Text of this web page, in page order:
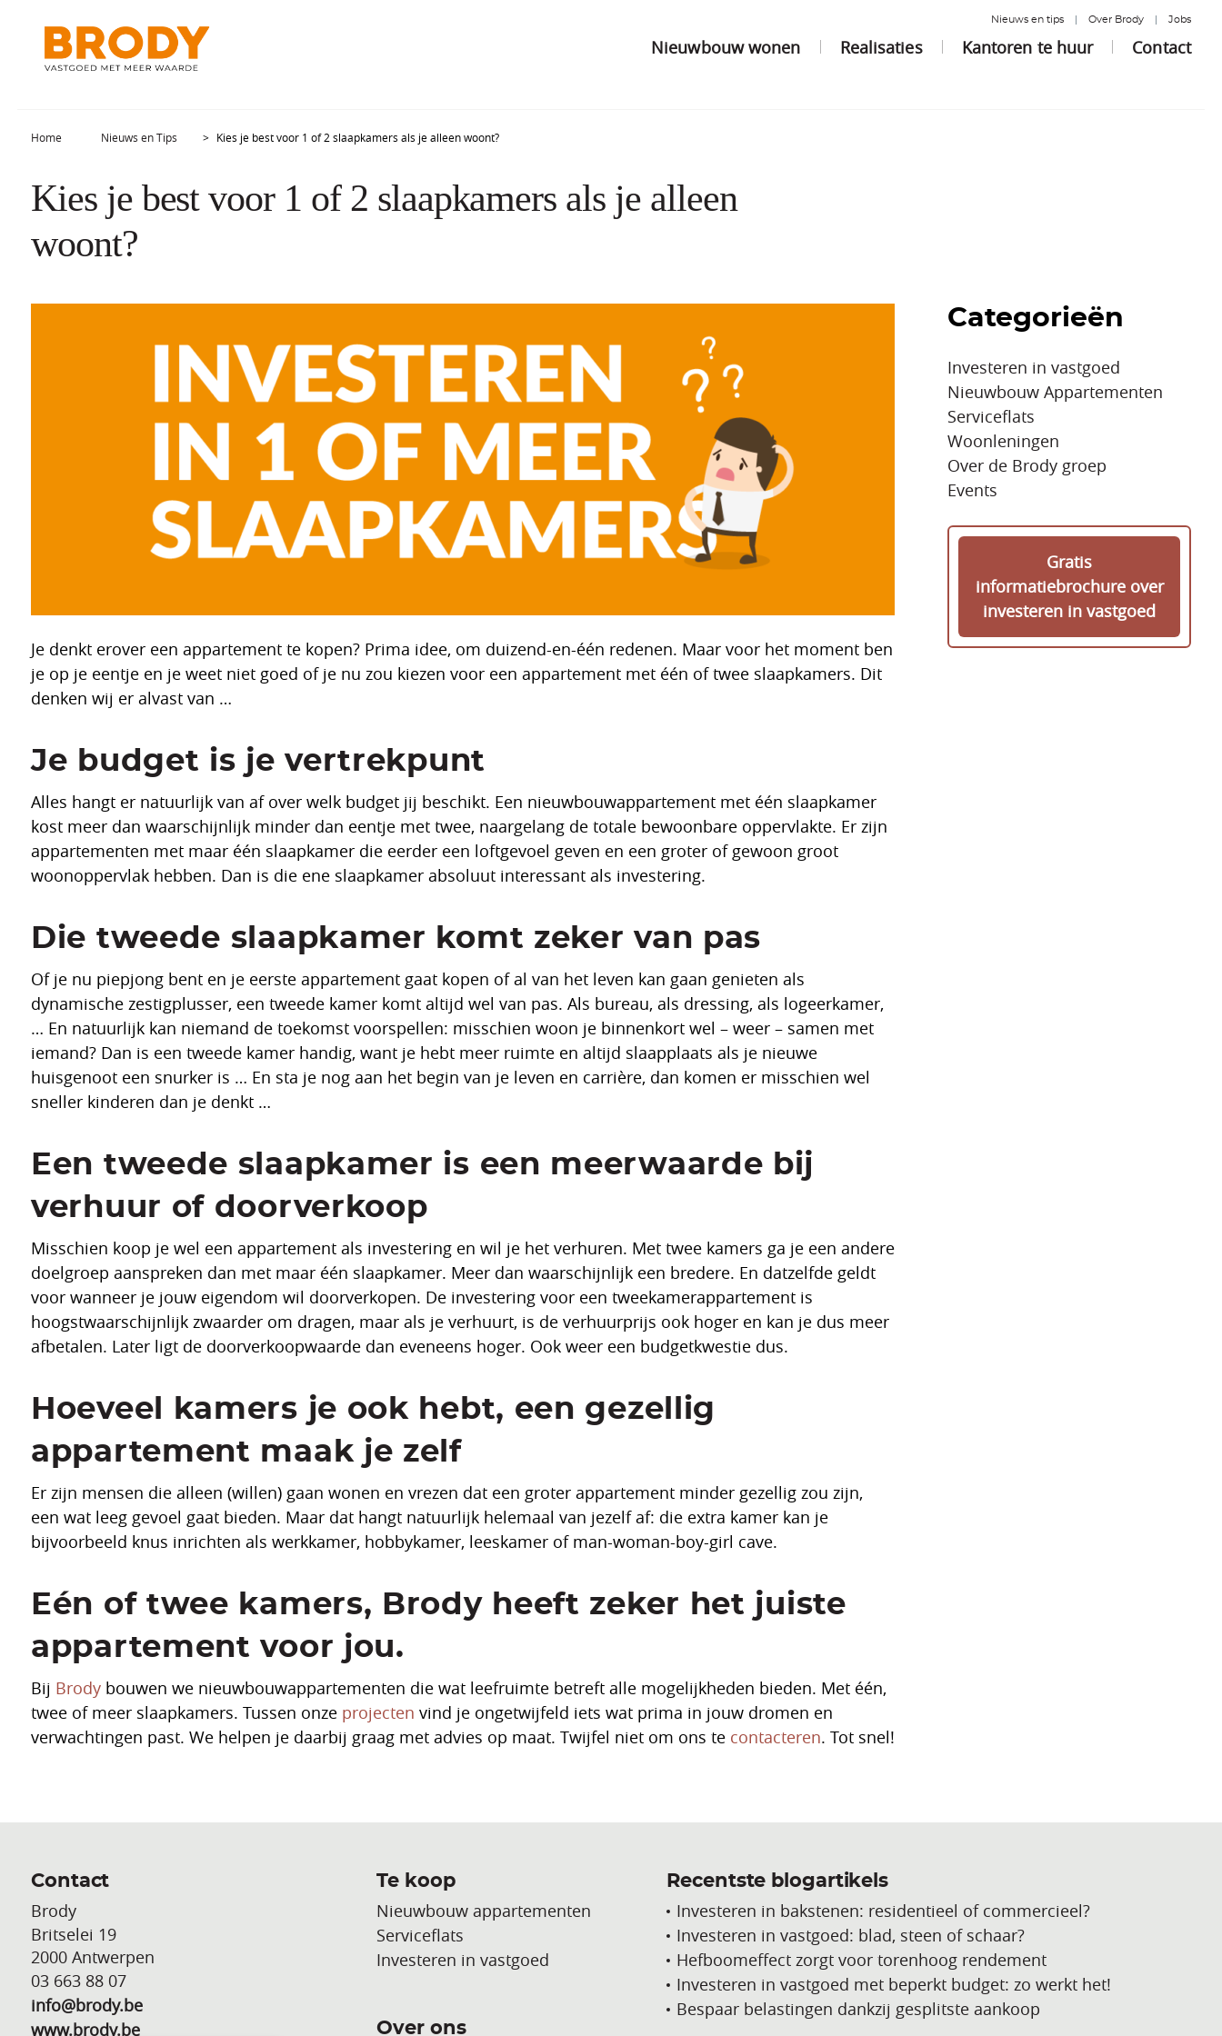
Nieuws en tips Over Brody Jobs
Nieuwbouw wonen Realisaties Kantoren te huur Contact
Home Nieuws en Tips Kies je best voor 1 of 2 slaapkamers als je alleen woont?
Kies je best voor 1 of 2 slaapkamers als je alleen
woont?
Je denkt erover een appartement te kopen? Prima idee, om duizend-en-één redenen. Maar voor het moment ben
je op je eentje en je weet niet goed of je nu zou kiezen voor een appartement met één of twee slaapkamers. Dit
denken wij er alvast van …
Je budget is je vertrekpunt
Alles hangt er natuurlijk van af over welk budget jij beschikt. Een nieuwbouwappartement met één slaapkamer
kost meer dan waarschijnlijk minder dan eentje met twee, naargelang de totale bewoonbare oppervlakte. Er zijn
appartementen met maar één slaapkamer die eerder een loftgevoel geven en een groter of gewoon groot
woonoppervlak hebben. Dan is die ene slaapkamer absoluut interessant als investering.
Die tweede slaapkamer komt zeker van pas
Of je nu piepjong bent en je eerste appartement gaat kopen of al van het leven kan gaan genieten als
dynamische zestigplusser, een tweede kamer komt altijd wel van pas. Als bureau, als dressing, als logeerkamer,
… En natuurlijk kan niemand de toekomst voorspellen: misschien woon je binnenkort wel – weer – samen met
iemand? Dan is een tweede kamer handig, want je hebt meer ruimte en altijd slaapplaats als je nieuwe
huisgenoot een snurker is … En sta je nog aan het begin van je leven en carrière, dan komen er misschien wel
sneller kinderen dan je denkt …
Een tweede slaapkamer is een meerwaarde bij
verhuur of doorverkoop
Misschien koop je wel een appartement als investering en wil je het verhuren. Met twee kamers ga je een andere
doelgroep aanspreken dan met maar één slaapkamer. Meer dan waarschijnlijk een bredere. En datzelfde geldt
voor wanneer je jouw eigendom wil doorverkopen. De investering voor een tweekamerappartement is
hoogstwaarschijnlijk zwaarder om dragen, maar als je verhuurt, is de verhuurprijs ook hoger en kan je dus meer
afbetalen. Later ligt de doorverkoopwaarde dan eveneens hoger. Ook weer een budgetkwestie dus.
Hoeveel kamers je ook hebt, een gezellig
appartement maak je zelf
Er zijn mensen die alleen (willen) gaan wonen en vrezen dat een groter appartement minder gezellig zou zijn,
een wat leeg gevoel gaat bieden. Maar dat hangt natuurlijk helemaal van jezelf af: die extra kamer kan je
bijvoorbeeld knus inrichten als werkkamer, hobbykamer, leeskamer of man-woman-boy-girl cave.
Eén of twee kamers, Brody heeft zeker het juiste
appartement voor jou.
Bij Brody bouwen we nieuwbouwappartementen die wat leefruimte betreft alle mogelijkheden bieden. Met één,
twee of meer slaapkamers. Tussen onze projecten vind je ongetwijfeld iets wat prima in jouw dromen en
verwachtingen past. We helpen je daarbij graag met advies op maat. Twijfel niet om ons te contacteren. Tot snel!
Categorieën
Investeren in vastgoed
Nieuwbouw Appartementen
Serviceflats
Woonleningen
Over de Brody groep
Events
Gratis
informatiebrochure over
investeren in vastgoed
Contact
Brody
Britselei 19
2000 Antwerpen
03 663 88 07
info@brody.be
www.brody.be
Te koop
Nieuwbouw appartementen
Serviceflats
Investeren in vastgoed
Over ons
Recentste blogartikels
Investeren in bakstenen: residentieel of commercieel?
Investeren in vastgoed: blad, steen of schaar?
Hefboomeffect zorgt voor torenhoog rendement
Investeren in vastgoed met beperkt budget: zo werkt het!
Bespaar belastingen dankzij gesplitste aankoop